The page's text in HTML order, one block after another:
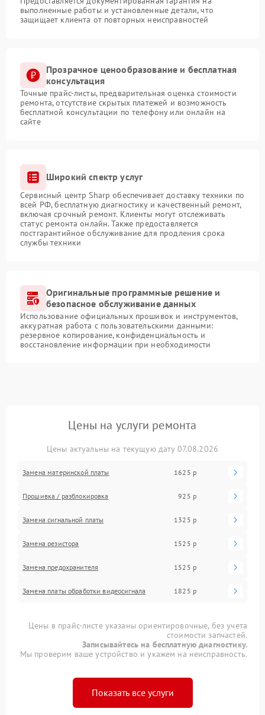
выполненные работы и установленные детали, что
защищает клиента от повторных неисправностей
Прозрачное ценообразование и бесплатная
консультация
Точные прайс-листы, предварительная оценка стоимости
ремонта, отсутствие скрытых платежей и возможность
бесплатной консультации по телефону или онлайн на
сайте
Широкий спектр услуг
Сервисный центр Sharp обеспечивает доставку техники по
всей РФ, бесплатную диагностику и качественный ремонт,
включая срочный ремонт. Клиенты могут отслеживать
статус ремонта онлайн. Также предоставляется
постгарантийное обслуживание для продления срока
службы техники
Оригинальные программные решение и
безопасное обслуживание данных
Использование официальных прошивок и инструментов,
аккуратная работа с пользовательскими данными:
резервное копирование, конфиденциальность и
восстановление информации при необходимости
Цены на услуги ремонта
Цены актуальны на текущую дату 07.08.2026
Замена материнской платы 1625 р
Прошивка / разблокировка 925 р
Замена сигнальной платы 1325 р
Замена резистора 1525 р
Замена предохранителя 1525 р
Замена платы обработки видеосигнала 1825 р
Цены в прайс-листе указаны ориентировочные, без учета
стоимости запчастей.
Записывайтесь на бесплатную диагностику.
Мы проверим ваше устройство и укажем на неисправность.
Показать все услуги